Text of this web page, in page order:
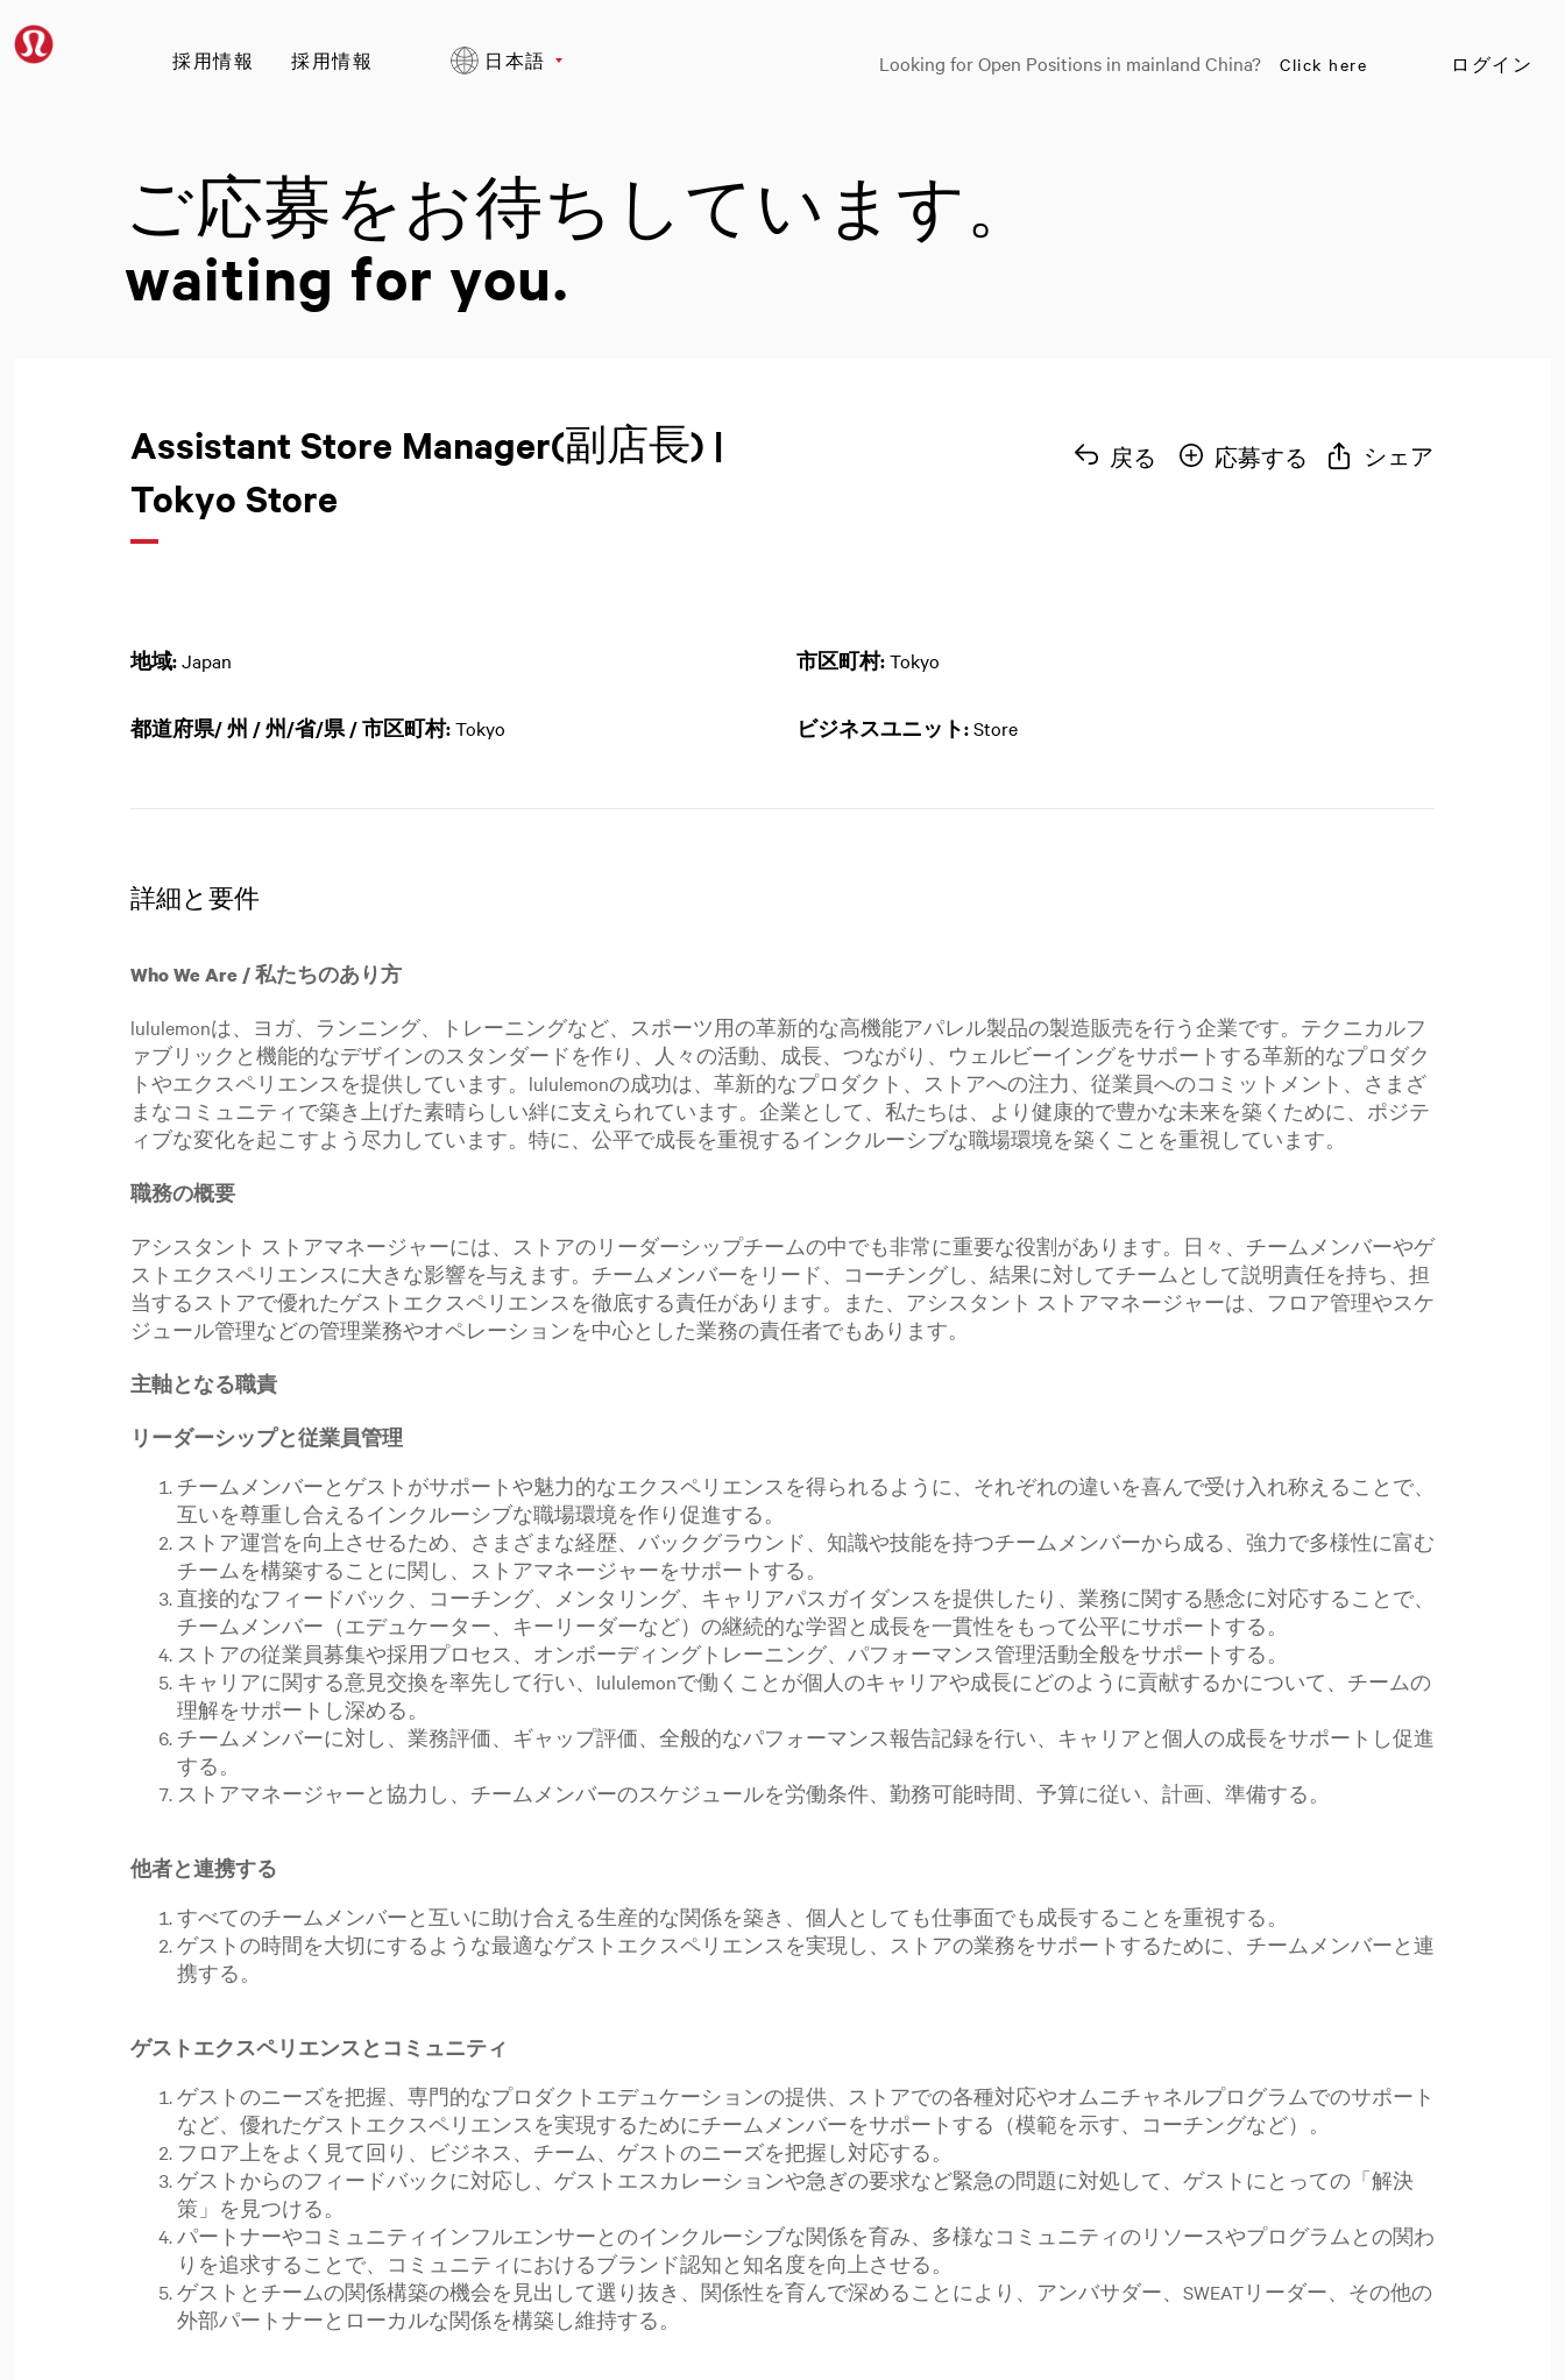
採用情報 採用情報 ログイン
日本語 Looking for Open Positions in mainland China? Click here
ご応募をお待ちしています。
waiting for you.
Assistant Store Manager(副店長) |
Tokyo Store
戻る 応募する シェア
地域:Japan
都道府県/ 州 / 州/省/県 / 市区町村:Tokyo
市区町村:Tokyo
ビジネスユニット:Store
詳細と要件
Who We Are / 私たちのあり方
lululemonは、ヨガ、ランニング、トレーニングなど、スポーツ用の革新的な高機能アパレル製品の製造販売を行う企業です。テクニカルフ
ァブリックと機能的なデザインのスタンダードを作り、人々の活動、成長、つながり、ウェルビーイングをサポートする革新的なプロダク
トやエクスペリエンスを提供しています。lululemonの成功は、革新的なプロダクト、ストアへの注力、従業員へのコミットメント、さまざ
まなコミュニティで築き上げた素晴らしい絆に支えられています。企業として、私たちは、より健康的で豊かな未来を築くために、ポジテ
ィブな変化を起こすよう尽力しています。特に、公平で成長を重視するインクルーシブな職場環境を築くことを重視しています。
職務の概要
アシスタント ストアマネージャーには、ストアのリーダーシップチームの中でも非常に重要な役割があります。日々、チームメンバーやゲ
ストエクスペリエンスに大きな影響を与えます。チームメンバーをリード、コーチングし、結果に対してチームとして説明責任を持ち、担
当するストアで優れたゲストエクスペリエンスを徹底する責任があります。また、アシスタント ストアマネージャーは、フロア管理やスケ
ジュール管理などの管理業務やオペレーションを中心とした業務の責任者でもあります。
主軸となる職責
リーダーシップと従業員管理
チームメンバーとゲストがサポートや魅力的なエクスペリエンスを得られるように、それぞれの違いを喜んで受け入れ称えることで、
互いを尊重し合えるインクルーシブな職場環境を作り促進する。
ストア運営を向上させるため、さまざまな経歴、バックグラウンド、知識や技能を持つチームメンバーから成る、強力で多様性に富む
チームを構築することに関し、ストアマネージャーをサポートする。
直接的なフィードバック、コーチング、メンタリング、キャリアパスガイダンスを提供したり、業務に関する懸念に対応することで、
チームメンバー（エデュケーター、キーリーダーなど）の継続的な学習と成長を一貫性をもって公平にサポートする。
ストアの従業員募集や採用プロセス、オンボーディングトレーニング、パフォーマンス管理活動全般をサポートする。
キャリアに関する意見交換を率先して行い、lululemonで働くことが個人のキャリアや成長にどのように貢献するかについて、チームの
理解をサポートし深める。
チームメンバーに対し、業務評価、ギャップ評価、全般的なパフォーマンス報告記録を行い、キャリアと個人の成長をサポートし促進
する。
ストアマネージャーと協力し、チームメンバーのスケジュールを労働条件、勤務可能時間、予算に従い、計画、準備する。
他者と連携する
すべてのチームメンバーと互いに助け合える生産的な関係を築き、個人としても仕事面でも成長することを重視する。
ゲストの時間を大切にするような最適なゲストエクスペリエンスを実現し、ストアの業務をサポートするために、チームメンバーと連
携する。
ゲストエクスペリエンスとコミュニティ
ゲストのニーズを把握、専門的なプロダクトエデュケーションの提供、ストアでの各種対応やオムニチャネルプログラムでのサポート
など、優れたゲストエクスペリエンスを実現するためにチームメンバーをサポートする（模範を示す、コーチングなど）。
フロア上をよく見て回り、ビジネス、チーム、ゲストのニーズを把握し対応する。
ゲストからのフィードバックに対応し、ゲストエスカレーションや急ぎの要求など緊急の問題に対処して、ゲストにとっての「解決
策」を見つける。
パートナーやコミュニティインフルエンサーとのインクルーシブな関係を育み、多様なコミュニティのリソースやプログラムとの関わ
りを追求することで、コミュニティにおけるブランド認知と知名度を向上させる。
ゲストとチームの関係構築の機会を見出して選り抜き、関係性を育んで深めることにより、アンバサダー、SWEATリーダー、その他の
外部パートナーとローカルな関係を構築し維持する。